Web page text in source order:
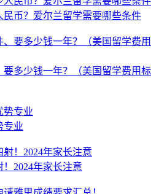
币？爱尔兰留学需要哪些条件
要多少钱一年？（美国留学费用标
专业
2024年家长注意